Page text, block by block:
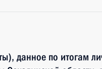
данное по итогам